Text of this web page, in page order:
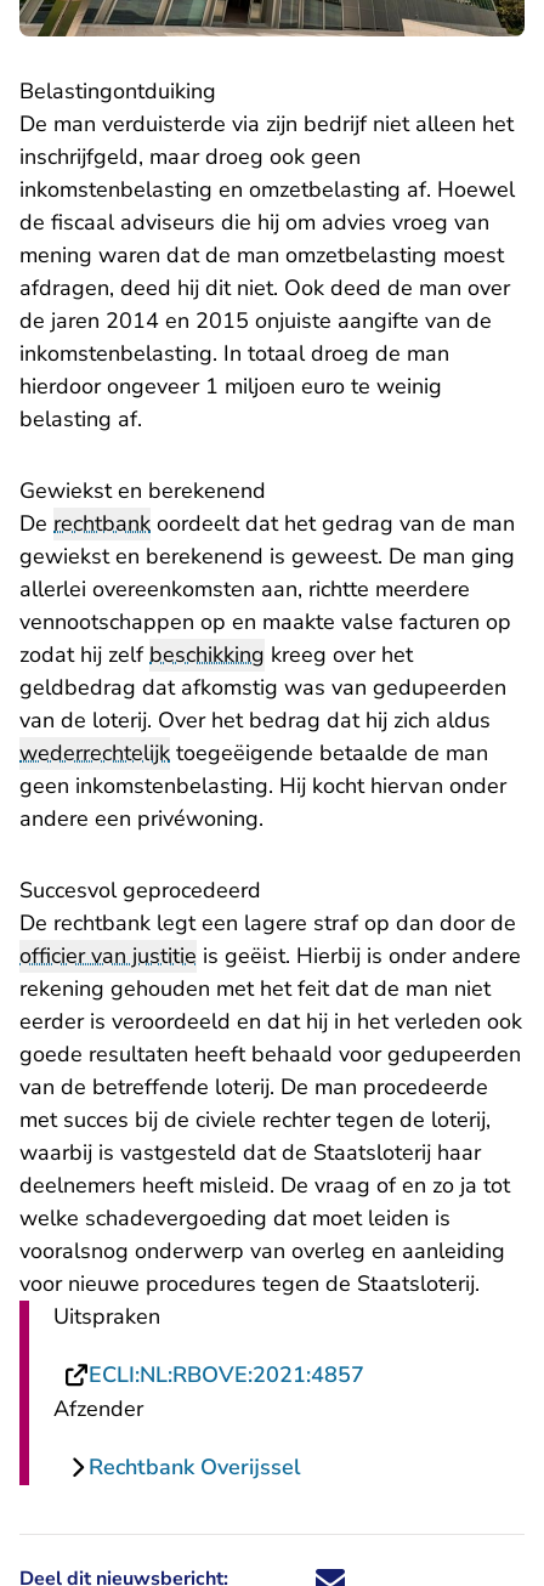
Belastingontduiking
De man verduisterde via zijn bedrijf niet alleen het
inschrijfgeld, maar droeg ook geen
inkomstenbelasting en omzetbelasting af. Hoewel
de fiscaal adviseurs die hij om advies vroeg van
mening waren dat de man omzetbelasting moest
afdragen, deed hij dit niet. Ook deed de man over
de jaren 2014 en 2015 onjuiste aangifte van de
inkomstenbelasting. In totaal droeg de man
hierdoor ongeveer 1 miljoen euro te weinig
belasting af.
Gewiekst en berekenend
De rechtbank oordeelt dat het gedrag van de man
gewiekst en berekenend is geweest. De man ging
allerlei overeenkomsten aan, richtte meerdere
vennootschappen op en maakte valse facturen op
zodat hij zelfbeschikking kreeg over het
geldbedrag dat afkomstig was van gedupeerden
van de loterij. Over het bedrag dat hij zich aldus
wederrechtelijk toegeëigende betaalde de man
geen inkomstenbelasting. Hij kocht hiervan onder
andere een privéwoning.
Succesvol geprocedeerd
De rechtbank legt een lagere straf op dan door de
officier van justitie is geëist. Hierbij is onder andere
rekening gehouden met het feit dat de man niet
eerder is veroordeeld en dat hij in het verleden ook
goede resultaten heeft behaald voor gedupeerden
van de betreffende loterij. De man procedeerde
met succes bij de civiele rechter tegen de loterij,
waarbij is vastgesteld dat de Staatsloterij haar
deelnemers heeft misleid. De vraag of en zo ja tot
welke schadevergoeding dat moet leiden is
vooralsnog onderwerp van overleg en aanleiding
voor nieuwe procedures tegen de Staatsloterij.
Uitspraken
ECLI:NL:RBOVE:2021:4857
Afzender
Rechtbank Overijssel
Deel dit nieuwsbericht: Deel dit nieuwsbericht via X -
Deel dit nieuwsbericht via
Deel dit nieuwsbericht
Deel dit